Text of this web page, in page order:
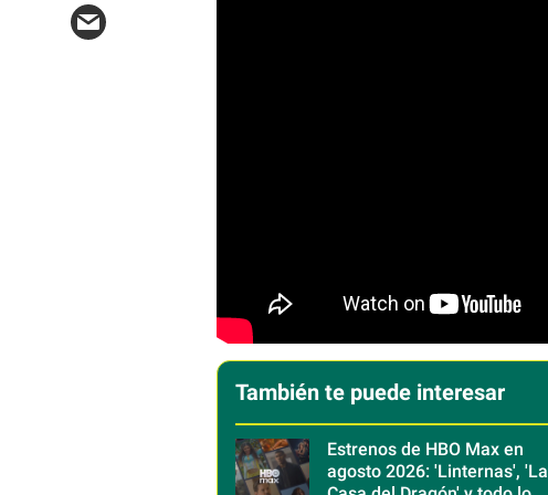
También te puede interesar
Estrenos de HBO Max en
agosto 2026: 'Linternas', 'La